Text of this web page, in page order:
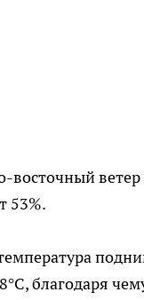
53%.
благодаря